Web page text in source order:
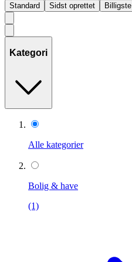
Standard
Sidst oprettet Billigste
Kategori
Alle kategorier
Bolig & have
(1)